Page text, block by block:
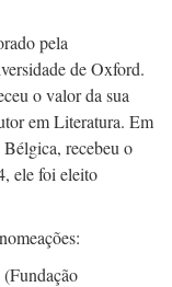
pela
de Oxford.
o valor da sua
em Literatura. Em
recebeu o
ele foi eleito